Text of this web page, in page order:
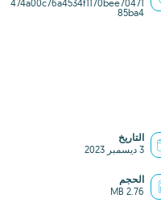
474a00c76a4534f1170bee70471
85ba4
التاريخ
3 ديسمبر 2023
الحجم
2.76 MB